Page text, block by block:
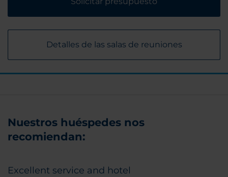
Detalles de las salas de reuniones
Nuestros huéspedes nos
recomiendan:
Excellent service and hotel